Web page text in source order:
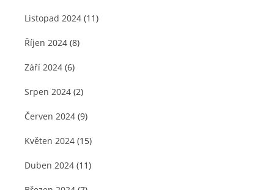
Listopad 2024 (11)
Říjen 2024 (8)
Září 2024 (6)
Srpen 2024 (2)
Červen 2024 (9)
Květen 2024 (15)
Duben 2024 (11)